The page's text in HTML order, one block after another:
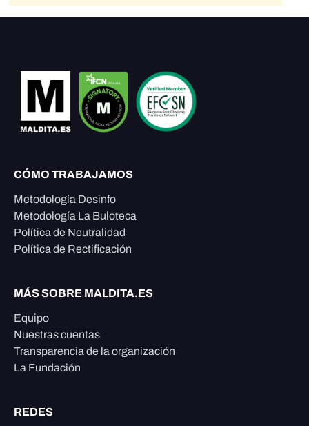
CÓMO TRABAJAMOS
Metodología Desinfo
Metodología La Buloteca
Política de Neutralidad
Política de Rectificación
MÁS SOBRE MALDITA.ES
Equipo
Nuestras cuentas
Transparencia de la organización
La Fundación
REDES